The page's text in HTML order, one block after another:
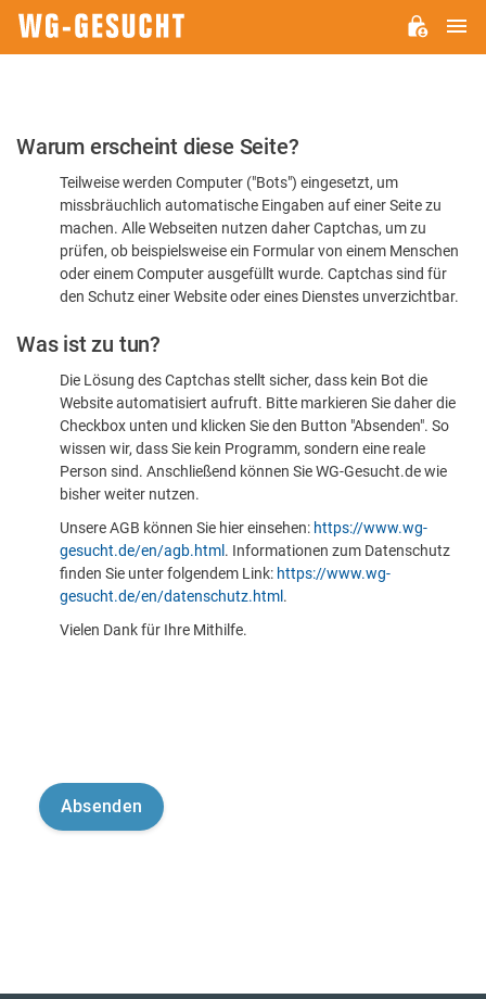
Bitte
dass
sind
Warum erscheint diese Seite?
Teilweise werden Computer ("Bots") eingesetzt, um
missbräuchlich automatische Eingaben auf einer Seite zu
machen. Alle Webseiten nutzen daher Captchas, um zu
prüfen, ob beispielsweise ein Formular von einem Menschen
oder einem Computer ausgefüllt wurde. Captchas sind für
den Schutz einer Website oder eines Dienstes unverzichtbar.
Was ist zu tun?
Die Lösung des Captchas stellt sicher, dass kein Bot die
Website automatisiert aufruft. Bitte markieren Sie daher die
Checkbox unten und klicken Sie den Button "Absenden". So
wissen wir, dass Sie kein Programm, sondern eine reale
Person sind. Anschließend können Sie WG-Gesucht.de wie
bisher weiter nutzen.
Unsere AGB können Sie hier einsehen: https://www.wg-
gesucht.de/en/agb.html . Informationen zum Datenschutz
finden Sie unter folgendem Link: https://www.wg-
gesucht.de/en/datenschutz.html .
Vielen Dank für Ihre Mithilfe.